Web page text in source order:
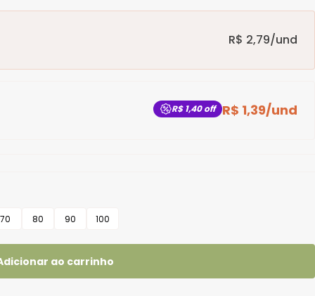
R$ 2,79/und
R$ 1,40off R$ 1,39/und
70 80 90 100
ao carrinho